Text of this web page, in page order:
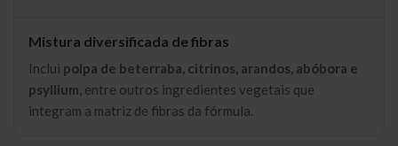
Mistura diversificada de fibras
Inclui polpa de beterraba, citrinos, arandos, abóbora e
psyllium , entre outros ingredientes vegetais que
integram a matriz de fibras da fórmula.